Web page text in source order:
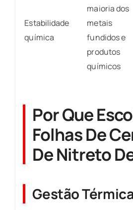
Estabilidade
química
maioria dos
metais
fundidos e
produtos
químicos
Por Que
Folhas De
De Nitreto
Gestão